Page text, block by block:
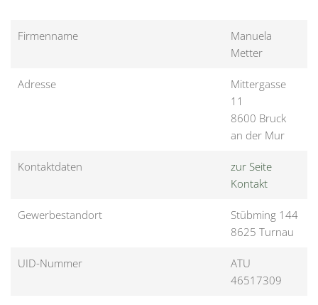
Firmenname
Manuela
Metter
Adresse
Mittergasse
11
8600 Bruck
an der Mur
Kontaktdaten
zur Seite
Kontakt
Gewerbestandort
Stübming 144
8625 Turnau
UID-Nummer
ATU
46517309